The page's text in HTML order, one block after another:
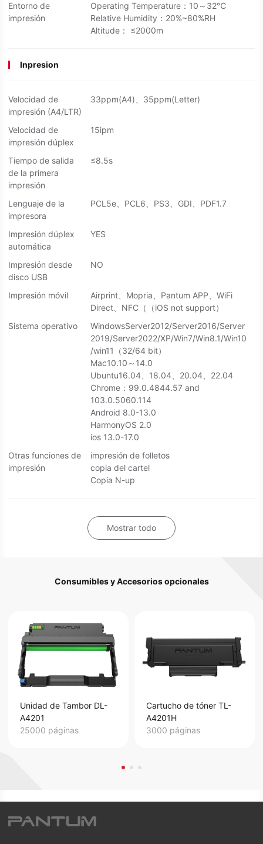
Entorno de
impresión
Operating Temperature：10～32℃
Relative Humidity：20%~80%RH
Altitude： ≤2000m
Inpresion
Velocidad de
impresión (A4/LTR)
33ppm(A4)、35ppm(Letter)
Velocidad de
impresión dúplex
15ipm
Tiempo de salida
de la primera
impresión
≤8.5s
Lenguaje de la
impresora
PCL5e、PCL6、PS3、GDI、PDF1.7
Impresión dúplex
automática
YES
Impresión desde
disco USB
NO
Impresión móvil
Airprint、Mopria、Pantum APP、WiFi
Direct、NFC（（iOS not support）
Sistema operativo
WindowsServer2012/Server2016/Server
2019/Server2022/XP/Win7/Win8.1/Win10
/win11（32/64 bit）
Mac10.10～14.0
Ubuntu16.04、18.04、20.04、22.04
Chrome：99.0.4844.57 and
103.0.5060.114
Android 8.0-13.0
HarmonyOS 2.0
ios 13.0-17.0
Otras funciones de
impresión
impresión de folletos
copia del cartel
Copia N-up
Mostrar todo
Consumibles y Accesorios opcionales
Unidad de Tambor DL-
A4201
25000 páginas
Cartucho de tóner TL-
A4201H
3000 páginas